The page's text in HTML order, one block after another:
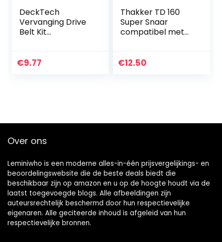
DeckTech
Vervanging Drive
Belt Kit
RQP35 Tape
€9.77
Thakker TD 160
Super Snaar
compatibel met
Platenspeler Belt
€12.50
Over ons
Leminiwho is een moderne alles-in-één prijsvergelijkings- en
beoordelingswebsite die de beste deals biedt die
beschikbaar zijn op amazon en u op de hoogte houdt via de
laatst toegevoegde blogs. Alle afbeeldingen zijn
auteursrechtelijk beschermd door hun respectievelijke
eigenaren. Alle geciteerde inhoud is afgeleid van hun
respectievelijke bronnen.